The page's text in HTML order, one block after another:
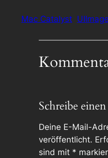
Mac Catalyst
Schreibe
Deine E-Mail-
veröffentlicht.
sind mit *